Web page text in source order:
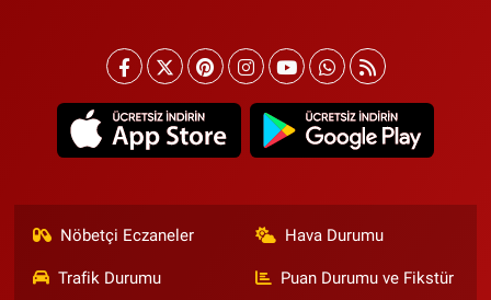
Nöbetçi Eczaneler Hava Durumu
Trafik Durumu Puan Durumu ve Fikstür